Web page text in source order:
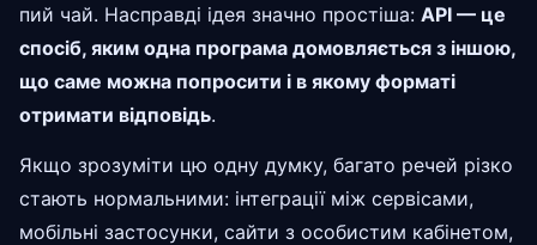
пий чай. Насправді ідея значно простіша: API — це
спосіб, яким одна програма домовляється з іншою,
що саме можна попросити і в якому форматі
отримати відповідь.
Якщо зрозуміти цю одну думку, багато речей різко
стають нормальними: інтеграції між сервісами,
мобільні застосунки, сайти з особистим кабінетом,